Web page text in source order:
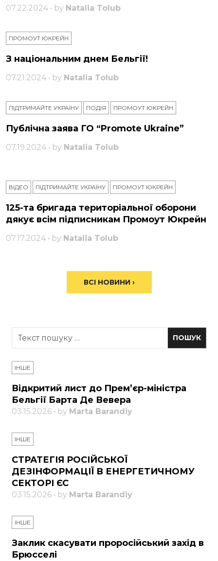
07.22.2024 • by Natalia Tolub
ПРОМОУТ ЮКРЕЙН
З національним днем ​​Бельгії!
07.21.2024 • by Natalia Tolub
ПІДТРИМАЙТЕ УКРАЇНУ ПОДІЯ ПРОМОУТ ЮКРЕЙН
Публічна заява ГО “Promote Ukraine”
07.19.2024 • by Natalia Tolub
ВІДЕО ПІДТРИМАЙТЕ УКРАЇНУ ПРОМОУТ ЮКРЕЙН
125-та бригада територіальної оборони
дякує всім підписникам Промоут Юкрейн
07.17.2024 • by Natalia Tolub
ВСІ НОВИНИ ›
ІНШЕ
Відкритий лист до Прем’єр-міністра
Бельгії Барта Де Вевера
03.15.2026 • by Marta Barandiy
ІНШЕ
СТРАТЕГІЯ РОСІЙСЬКОЇ
ДЕЗІНФОРМАЦІЇ В ЕНЕРГЕТИЧНОМУ
СЕКТОРІ ЄС
03.15.2026 • by Marta Barandiy
ІНШЕ
Заклик скасувати проросійський захід в
Брюсселі